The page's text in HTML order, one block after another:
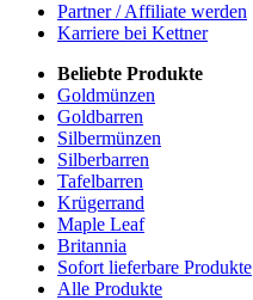
Partner / Affiliate werden
Karriere bei Kettner
Beliebte Produkte
Goldmünzen
Goldbarren
Silbermünzen
Silberbarren
Tafelbarren
Krügerrand
Maple Leaf
Britannia
Sofort lieferbare Produkte
Alle Produkte